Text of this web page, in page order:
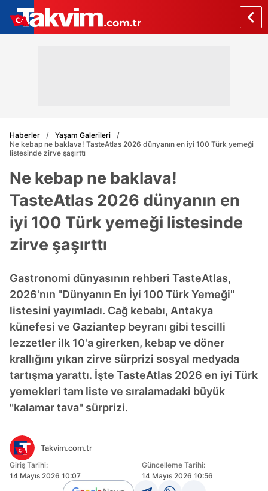
Haberler
Yaşam Galerileri
Ne kebap ne baklava! TasteAtlas 2026 dünyanın en iyi 100 Türk yemeği
listesinde zirve şaşırttı
Ne kebap ne baklava!
TasteAtlas 2026 dünyanın en
iyi 100 Türk yemeği listesinde
zirve şaşırttı
Gastronomi dünyasının rehberi TasteAtlas,
2026'nın "Dünyanın En İyi 100 Türk Yemeği"
listesini yayımladı. Cağ kebabı, Antakya
künefesi ve Gaziantep beyranı gibi tescilli
lezzetler ilk 10'a girerken, kebap ve döner
krallığını yıkan zirve sürprizi sosyal medyada
tartışma yarattı. İşte TasteAtlas 2026 en iyi Türk
yemekleri tam liste ve sıralamadaki büyük
"kalamar tava" sürprizi.
Takvim.com.tr
Giriş Tarihi:
14 Mayıs 2026 10:07
Güncelleme Tarihi:
14 Mayıs 2026 10:56